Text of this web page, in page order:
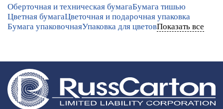
Оберточная и техническая бумагаБумага тишью
Цветная бумагаЦветочная и подарочная упаковка
Бумага упаковочнаяУпаковка для цветовПоказать все